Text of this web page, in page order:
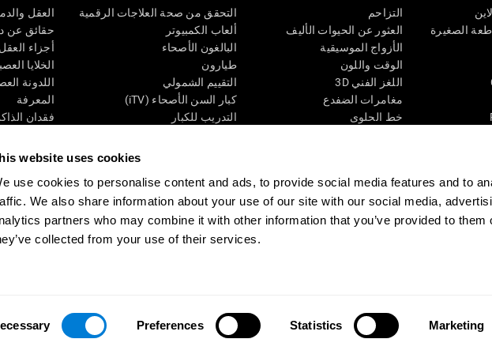
website uses cookies
use cookies to personalise content and ads, to provide social media features and to
We also share information about your use of our site with our social media,
partners who may combine it with other information that you’ve provided to them
collected from your use of their services.
Preferences Statistics Marketing
العقل
حقائق عن
أجزاء العقل
الخلايا
اللدونة
المعرفة
فقدان
وظائف
الإدراك
الانتباه
التحقق من صحة العلاجات الرقمية
ألعاب الكمبيوتر
البالغون الأصحاء
طيارون
التقييم الشمولي
كبار السن الأصحاء (iTV)
التدريب للكبار
الصغيرة
التزاحم
العثور عن الحيوات الأليف
الأزواج الموسيقية
الوقت واللون
اللغز الفني 3D
مغامرات الضفدع
خط الحلوى
اللعبة العقلية: تفجير البالونات
ألعاب الذكاء
ألعاب اون لاين من آجل الذاكرة